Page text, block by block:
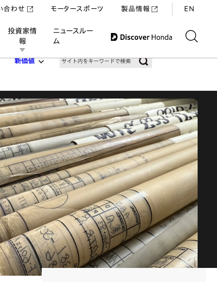
投資家情
報
ニュースルー
ム
合わせ モータースポーツ 製品情報 EN
新価値